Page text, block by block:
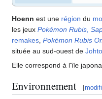
Hoenn est une région du
les jeux Pokémon Rubis
remakes Pokémon Rubis
située au sud-ouest de Johto
Elle correspond à l'île
Environnement [